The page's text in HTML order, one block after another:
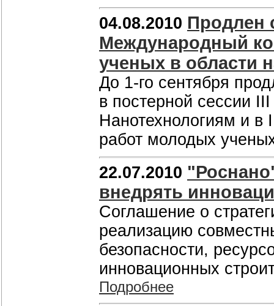
04.08.2010 Продлен
Международный
ученых в области
До 1-го сентября
в постерной сессии
Нанотехнологиям и
работ молодых
22.07.2010
внедрять
Соглашение о
реализацию
безопасности,
инновационных
Подробнее